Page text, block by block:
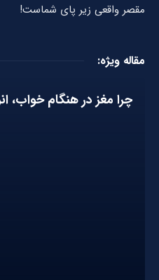
مقصر واقعی زیر پای شماست!
مقاله ویژه:
چرا مغز در هنگام خواب،